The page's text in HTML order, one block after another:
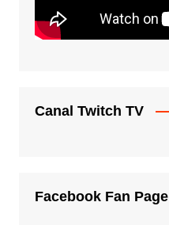
Canal Twitch TV
Facebook Fan Page